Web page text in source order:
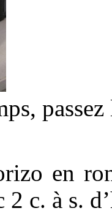
en
2 c. à s.